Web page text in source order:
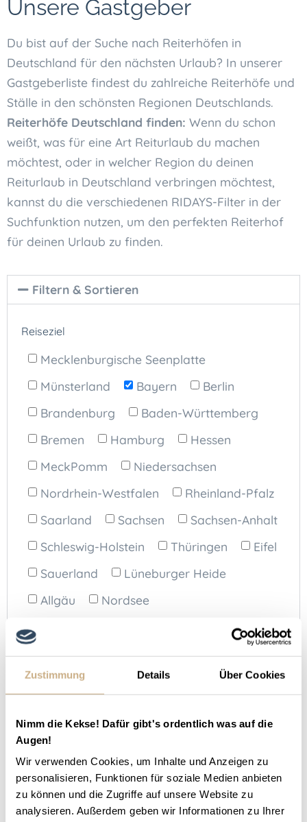
Zustimmung Details Über Cookies
Nimm die Kekse! Dafür gibt's ordentlich was auf die
Augen!
Wir verwenden Cookies, um Inhalte und Anzeigen zu
personalisieren, Funktionen für soziale Medien anbieten
zu können und die Zugriffe auf unsere Website zu
analysieren. Außerdem geben wir Informationen zu Ihrer
Unsere Gastgeber
Du bist auf der Suche nach Reiterhöfen in
Deutschland für den nächsten Urlaub? In unserer
Gastgeberliste findest du zahlreiche Reiterhöfe und
Ställe in den schönsten Regionen Deutschlands.
Reiterhöfe Deutschland finden: Wenn du schon
weißt, was für eine Art Reiturlaub du machen
möchtest, oder in welcher Region du deinen
Reiturlaub in Deutschland verbringen möchtest,
kannst du die verschiedenen RIDAYS-Filter in der
Suchfunktion nutzen, um den perfekten Reiterhof
für deinen Urlaub zu finden.
Filtern & Sortieren
Reiseziel
Mecklenburgische Seenplatte
Münsterland
Bayern
Berlin
Brandenburg
Baden-Württemberg
Bremen
Hamburg
Hessen
MeckPomm
Niedersachsen
Nordrhein-Westfalen
Rheinland-Pfalz
Saarland
Sachsen
Sachsen-Anhalt
Schleswig-Holstein
Thüringen
Eifel
Sauerland
Lüneburger Heide
Allgäu
Nordsee
Gastgeberart
mit eigenem Pferd
ohne eigenes Pferd (166)
Premium-Gastgeber
Reiterferien für Kinder (0)
Reiterhof (117) Reitschule (47)